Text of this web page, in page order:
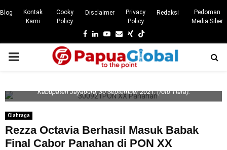
Blog
Kontak
Kami
Cooky
Policy
Disclaimer
Privacy
Policy
Redaksi
Pedoman
Media Siber
Facebook
LinkedinYoutube
EmailXing
PRIMARY
Kabupaten Jayapura, 30 September 2021. (foto Tiara).
Olahraga
Rezza Octavia Berhasil Masuk Babak
Final Cabor Panahan di PON XX